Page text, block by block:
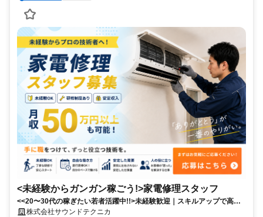
<未経験からガンガン稼ごう!>家電修理スタッフ
<<20〜30代の稼ぎたい若者活躍中!!>未経験歓迎｜スキルアップで高収
入｜営業活動なし｜安定した案件数｜ノルマなし！
株式会社サウンドテクニカ